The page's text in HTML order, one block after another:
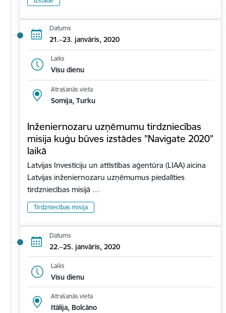
Datums
21.–23. janvāris, 2020
Laiks
Visu dienu
Atrašanās vieta
Somija, Turku
Inženiernozaru uzņēmumu tirdzniecības
misija kuģu būves izstādes "Navigate 2020"
laikā
Latvijas Investīciju un attīstības aģentūra (LIAA) aicina
Latvijas inženiernozaru uzņēmumus piedalīties
tirdzniecības misijā …
Tirdzniecības misija
Datums
22.–25. janvāris, 2020
Laiks
Visu dienu
Atrašanās vieta
Itālija, Bolcāno